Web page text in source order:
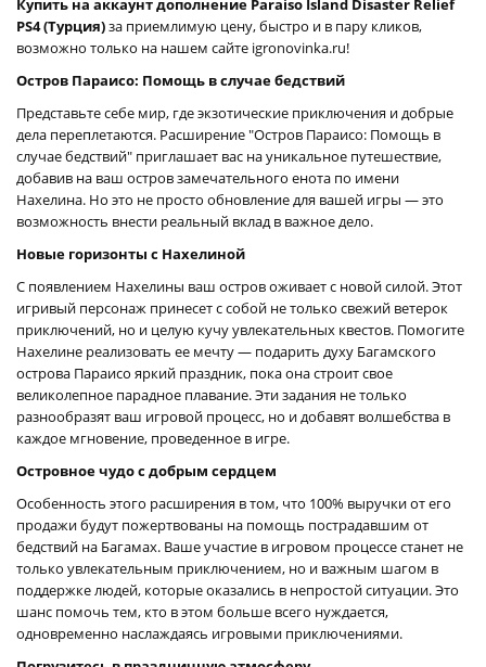
Купить на аккаунт дополнение Paraiso Island Disaster Relief
PS4 (Турция)за приемлимую цену, быстро и в пару кликов,
возможно только на нашем сайте igronovinka.ru!
Остров Параисо: Помощь в случае бедствий
Представьте себе мир, где экзотические приключения и добрые
дела переплетаются. Расширение "Остров Параисо: Помощь в
случае бедствий" приглашает вас на уникальное путешествие,
добавив на ваш остров замечательного енота по имени
Нахелина. Но это не просто обновление для вашей игры — это
возможность внести реальный вклад в важное дело.
Новые горизонты с Нахелиной
С появлением Нахелины ваш остров оживает с новой силой. Этот
игривый персонаж принесет с собой не только свежий ветерок
приключений, но и целую кучу увлекательных квестов. Помогите
Нахелине реализовать ее мечту — подарить духу Багамского
острова Параисо яркий праздник, пока она строит свое
великолепное парадное плавание. Эти задания не только
разнообразят ваш игровой процесс, но и добавят волшебства в
каждое мгновение, проведенное в игре.
Островное чудо с добрым сердцем
Особенность этого расширения в том, что 100% выручки от его
продажи будут пожертвованы на помощь пострадавшим от
бедствий на Багамах. Ваше участие в игровом процессе станет не
только увлекательным приключением, но и важным шагом в
поддержке людей, которые оказались в непростой ситуации. Это
шанс помочь тем, кто в этом больше всего нуждается,
одновременно наслаждаясь игровыми приключениями.